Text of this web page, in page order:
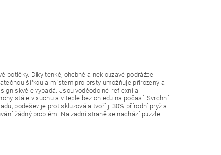
botičky. Díky tenké, ohebné a neklouzavé podrážce
šířkou a místem pro prsty umožňuje přirozený a
skvěle vypadá. Jsou voděodolné, reflexní a
stále v suchu a v teple bez ohledu na počasí. Svrchní
podešev je protiskluzová a tvoří ji 30% přírodní pryž a
žádný problém. Na zadní straně se nachází puzzle